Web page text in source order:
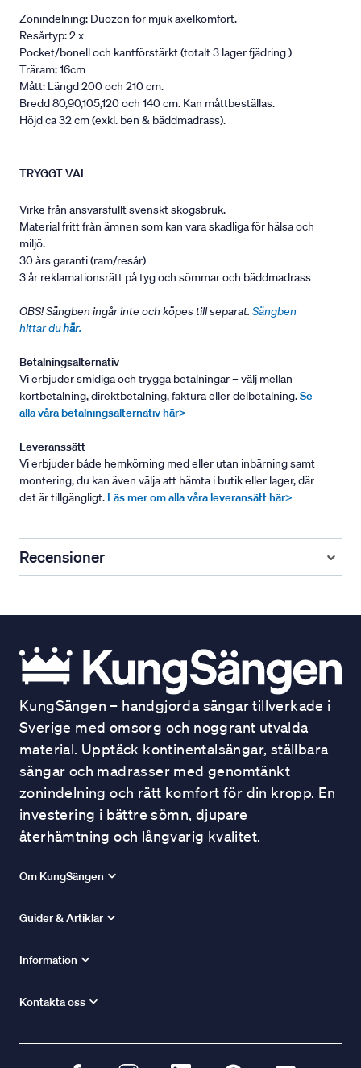
Zonindelning: Duozon för mjuk axelkomfort.
Resårtyp: 2 x
Pocket/bonell och kantförstärkt (totalt 3 lager fjädring )
Träram: 16cm
Mått: Längd 200 och 210 cm.
Bredd 80,90,105,120 och 140 cm. Kan måttbeställas.
Höjd ca 32 cm (exkl. ben & bäddmadrass).
TRYGGT VAL
Virke från ansvarsfullt svenskt skogsbruk.
Material fritt från ämnen som kan vara skadliga för hälsa och
miljö.
30 års garanti (ram/resår)
3 år reklamationsrätt på tyg och sömmar och bäddmadrass
OBS! Sängben ingår inte och köpes till separat. Sängben
hittar duhär.
Betalningsalternativ
Vi erbjuder smidiga och trygga betalningar – välj mellan
kortbetalning, direktbetalning, faktura eller delbetalning.Se
alla våra betalningsalternativ här>
Leveranssätt
Vi erbjuder både hemkörning med eller utan inbärning samt
montering, du kan även välja att hämta i butik eller lager, där
det är tillgängligt. Läs mer om alla våra leveransätt här>
Recensioner
KungSängen – handgjorda sängar tillverkade i
Sverige med omsorg och noggrant utvalda
material. Upptäck kontinentalsängar, ställbara
sängar och madrasser med genomtänkt
zonindelning och rätt komfort för din kropp. En
investering i bättre sömn, djupare
återhämtning och långvarig kvalitet.
Om KungSängen
Guider & Artiklar
Information
Kontakta oss